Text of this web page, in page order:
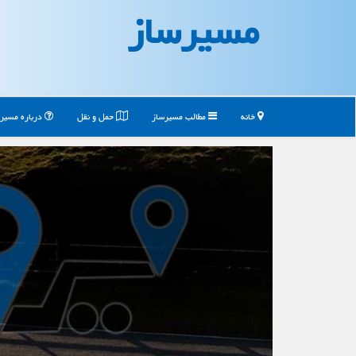
مسیرساز
خانه مطالب مسیرساز حمل و نقل درباره